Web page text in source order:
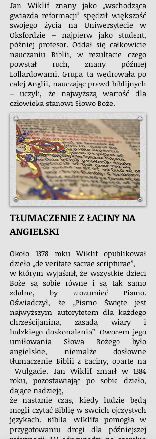
Jan Wiklif znany jako „wschodząca
gwiazda reformacji” spędził większość
swojego życia na Uniwersytecie w
Oksfordzie – najpierw jako student,
później profesor. Oddał się całkowicie
nauczaniu Biblii, w rezultacie czego
powstał ruch, znany później
Lollardowami. Grupa ta wędrowała po
całej Anglii, nauczając prawd biblijnych
– uczyli, że najwyższą wartość dla
człowieka stanowi Słowo Boże.
TŁUMACZENIE Z ŁACINY NA
ANGIELSKI
Około 1378 roku Wiklif opublikował
dzieło „de veritate sacrae scripturae”,
w którym wyjaśnił, że wszystkie dzieci
Boże są sobie równe i są tak samo
zdolne, by zrozumieć Pismo.
Oświadczył, że „Pismo Święte jest
najwyższym autorytetem dla każdego
chrześcijanina, zasadą wiary i
ludzkiego doskonalenia”. Owocem jego
umiłowania Słowa Bożego było
angielskie, niemalże dosłowne
tłumaczenie Biblii z Łaciny, oparte na
Wulgacie. Jan Wiklif zmarł w 1384
roku, pozostawiając po sobie dzieło,
dające nadzieję,
że nastanie czas, kiedy ludzie będą
mogli czytać Biblię w swoich ojczystych
językach. Biblia Wiklifa pomogła w
przygotowaniu drogi dla późniejszej